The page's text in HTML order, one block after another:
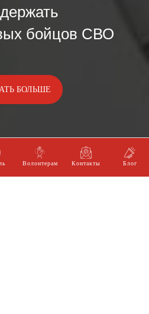
Волонтерам Контакты Блог
бойцов СВО
БОЛЬШЕ